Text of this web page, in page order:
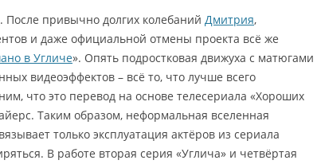
. После привычно долгих колебаний Дмитрия,
и даже официальной отмены проекта всё же
в Угличе». Опять подростковая движуха с матюгами
видеоэффектов – всё то, что лучше всего
что это перевод на основе телесериала «Хороших
Таким образом, неформальная вселенная
только эксплуатация актёров из сериала
В работе вторая серия «Углича» и четвёртая